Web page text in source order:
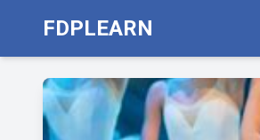
FDPLEARN